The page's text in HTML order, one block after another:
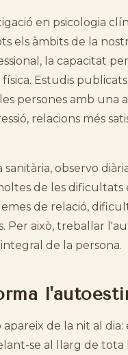
en psicologia
els àmbits de la
la capacitat
Estudis publicats
persones amb una
relacions més
sanitària, observo
de les dificultats
de relació,
Per això, treballar
de la persona.
de la nit al
se al llarg de tota